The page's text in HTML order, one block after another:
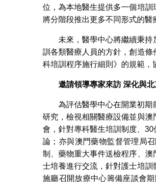
位，為本地醫生提供多一個培
將分階段推出更多不同形式的醫
未來，醫學中心將繼續秉
訓各類醫療人員的方針，創造
科培訓程序施行細則》的規範，
邀請領導專家來訪 深化與
為評估醫學中心在開業初
研究，檢視相關醫療設備並與
會，針對專科醫生培訓制度、
論；亦與澳門藥物監督管理局
制、藥物重大事件送檢程序、
士培養進行交流，針對護士培
施廳召開放療中心籌備座談會